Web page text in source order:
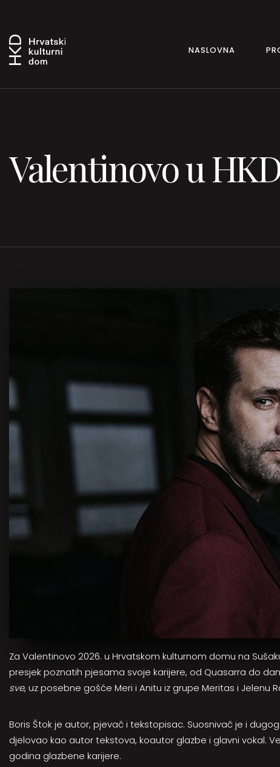
NASLOVNA
Valentinovo u
Za Valentinovo 2026. u Hrvatskom kulturnom domu na
presjek poznatih pjesama svoje karijere, od Quasarra do
sve, uz posebne gošće Meri i Anitu iz grupe Meritas i Jelenu
Boris Štok je autor, pjevač i tekstopisac. Suosnivač je i
djelovao kao autor tekstova, koautor glazbe i glavni vokal.
godina glazbene karijere.